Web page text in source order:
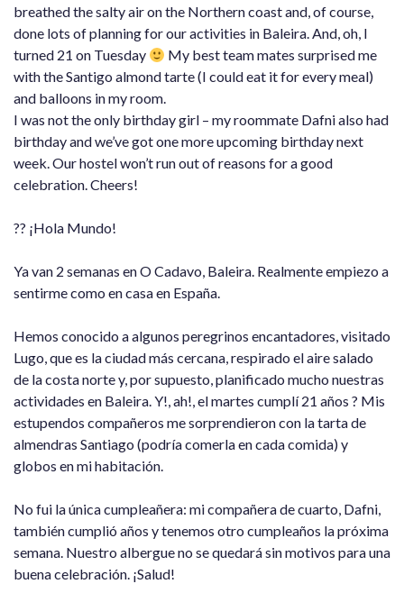
breathed the salty air on the Northern coast and, of course,
done lots of planning for our activities in Baleira. And, oh, I
turned 21 on Tuesday
My best team mates surprised me
with the Santigo almond tarte (I could eat it for every meal)
and balloons in my room.
I was not the only birthday girl – my roommate Dafni also had
birthday and we’ve got one more upcoming birthday next
week. Our hostel won’t run out of reasons for a good
celebration. Cheers!
?? ¡Hola Mundo!
Ya van 2 semanas en O Cadavo, Baleira. Realmente empiezo a
sentirme como en casa en España.
Hemos conocido a algunos peregrinos encantadores, visitado
Lugo, que es la ciudad más cercana, respirado el aire salado
de la costa norte y, por supuesto, planificado mucho nuestras
actividades en Baleira. Y!, ah!, el martes cumplí 21 años ? Mis
estupendos compañeros me sorprendieron con la tarta de
almendras Santiago (podría comerla en cada comida) y
globos en mi habitación.
No fui la única cumpleañera: mi compañera de cuarto, Dafni,
también cumplió años y tenemos otro cumpleaños la próxima
semana. Nuestro albergue no se quedará sin motivos para una
buena celebración. ¡Salud!